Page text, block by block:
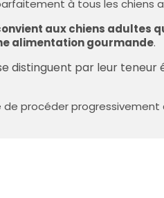
à tous les chiens
aux chiens adultes
alimentation gourmande.
distinguent par leur teneur
procéder